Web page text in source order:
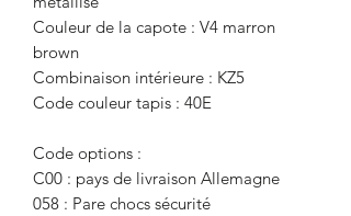
Couleur de la capote : V4 marron
brown
Combinaison intérieure : KZ5
Code couleur tapis : 40E
Code options :
C00 : pays de livraison Allemagne
058 : Pare chocs sécurité